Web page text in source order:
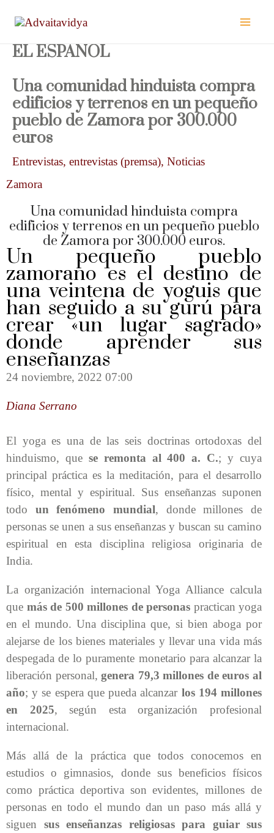
contenido
EL ESPAÑOL
Una comunidad hinduista compra
edificios y terrenos en un pequeño
pueblo de Zamora por 300.000
euros
Entrevistas, entrevistas (premsa), Noticias
Zamora
Una comunidad hinduista compra
edificios y terrenos en un pequeño pueblo
de Zamora por 300.000 euros.
Un pequeño pueblo
zamorano es el destino de
una veintena de yoguis que
han seguido a su gurú para
crear «un lugar sagrado»
donde aprender sus
enseñanzas
24 noviembre, 2022 07:00
Diana Serrano
El yoga es una de las seis doctrinas ortodoxas del
hinduismo, que se remonta al 400 a. C.; y cuya
principal práctica es la meditación, para el desarrollo
físico, mental y espiritual. Sus enseñanzas suponen
todo un fenómeno mundial, donde millones de
personas se unen a sus enseñanzas y buscan su camino
espiritual en esta disciplina religiosa originaria de
India.
La organización internacional Yoga Alliance calcula
que más de 500 millones de personas practican yoga
en el mundo. Una disciplina que, si bien aboga por
alejarse de los bienes materiales y llevar una vida más
despegada de lo puramente monetario para alcanzar la
liberación personal,genera 79,3 millones de euros al
año; y se espera que pueda alcanzar los 194 millones
en 2025, según esta organización profesional
internacional.
Más allá de la práctica que todos conocemos en
estudios o gimnasios, donde sus beneficios físicos
como práctica deportiva son evidentes, millones de
personas en todo el mundo dan un paso más allá y
siguen sus enseñanzas religiosas para guiar sus